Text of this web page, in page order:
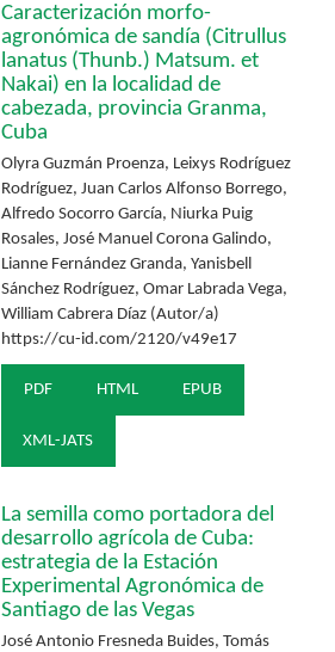
Caracterización morfo-
agronómica de sandía (Citrullus
lanatus (Thunb.) Matsum. et
Nakai) en la localidad de
cabezada, provincia Granma,
Cuba
Olyra Guzmán Proenza, Leixys Rodríguez
Rodríguez, Juan Carlos Alfonso Borrego,
Alfredo Socorro García, Niurka Puig
Rosales, José Manuel Corona Galindo,
Lianne Fernández Granda, Yanisbell
Sánchez Rodríguez, Omar Labrada Vega,
William Cabrera Díaz (Autor/a)
https://cu-id.com/2120/v49e17
PDF HTML EPUB
XML-JATS
La semilla como portadora del
desarrollo agrícola de Cuba:
estrategia de la Estación
Experimental Agronómica de
Santiago de las Vegas
José Antonio Fresneda Buides, Tomás